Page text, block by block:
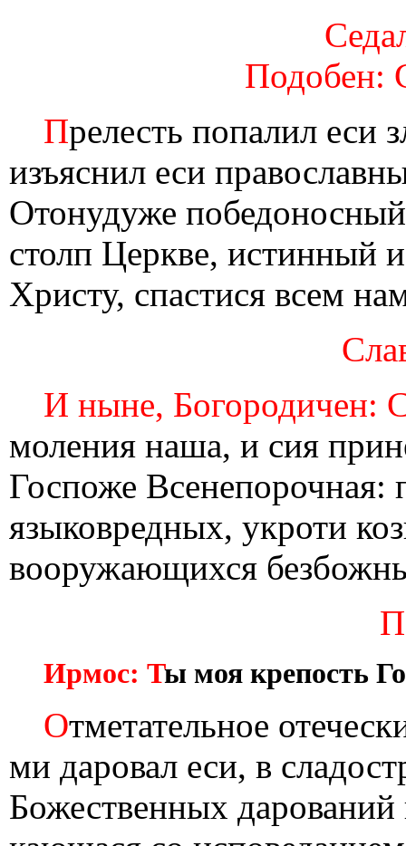
Подобен:
Прелесть попалил еси
изъяснил еси
Отонудуже победоносный
столп Церкве, истинный
Христу, спастися всем
И ныне, Богородичен:
моления наша, и сия
Госпоже Всенепорочная:
языковредных, укроти
вооружающихся
Ирмос: Ты моя крепость
Отметательное
ми даровал еси, в
Божественных